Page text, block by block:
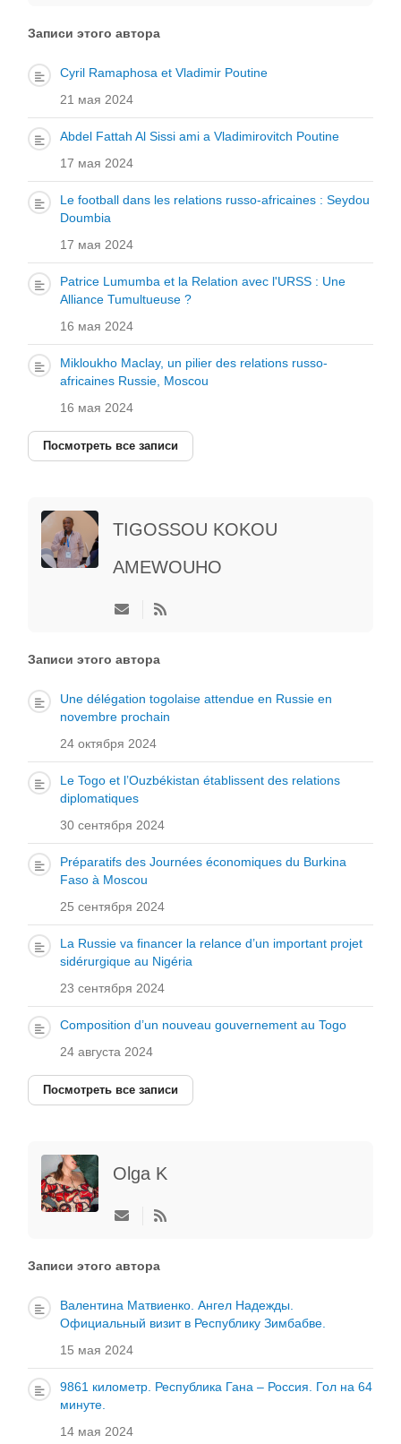
автора
Записи этого автора
Cyril Ramaphosa et Vladimir Poutine
21 мая 2024
Abdel Fattah Al Sissi ami a Vladimirovitch Poutine
17 мая 2024
Le football dans les relations russo-africaines : Seydou
Doumbia
17 мая 2024
Patrice Lumumba et la Relation avec l'URSS : Une
Alliance Tumultueuse ?
16 мая 2024
Mikloukho Maclay, un pilier des relations russo-
africaines Russie, Moscou
16 мая 2024
Посмотреть все записи
TIGOSSOU KOKOU
AMEWOUHO
Подписаться
автора
Записи этого автора
Une délégation togolaise attendue en Russie en
novembre prochain
24 октября 2024
Le Togo et l’Ouzbékistan établissent des relations
diplomatiques
30 сентября 2024
Préparatifs des Journées économiques du Burkina
Faso à Moscou
25 сентября 2024
La Russie va financer la relance d’un important projet
sidérurgique au Nigéria
23 сентября 2024
Composition d’un nouveau gouvernement au Togo
24 августа 2024
Посмотреть все записи
Olga K
Подписаться
автора
Записи этого автора
Валентина Матвиенко. Ангел Надежды.
Официальный визит в Республику Зимбабве.
15 мая 2024
9861 километр. Республика Гана – Россия. Гол на 64
минуте.
14 мая 2024